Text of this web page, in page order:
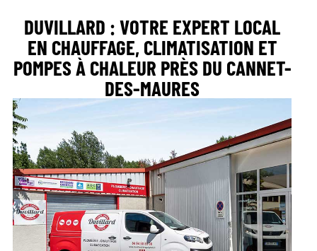
DUVILLARD : VOTRE EXPERT LOCAL
EN CHAUFFAGE, CLIMATISATION ET
POMPES À CHALEUR PRÈS DU CANNET-
DES-MAURES